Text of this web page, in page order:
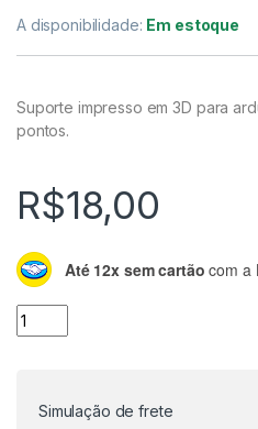
A disponibilidade: Em estoque
Suporte impresso em 3D para
pontos.
R$18,00
Até 12x sem cartão com a
Suporte Arduino Protoboard
Simulação de frete